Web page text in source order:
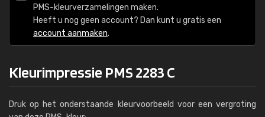
PMS-kleurverzamelingen maken.
Heeft u nog geen account? Dan kunt u gratis een
account aanmaken.
Kleurimpressie PMS 2283 C
Druk op het onderstaande kleurvoorbeeld voor een vergroting